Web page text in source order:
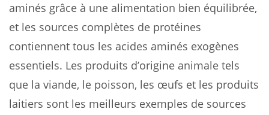
aminés grâce à une alimentation bien équilibrée,
et les sources complètes de protéines
contiennent tous les acides aminés exogènes
essentiels. Les produits d’origine animale tels
que la viande, le poisson, les œufs et les produits
laitiers sont les meilleurs exemples de sources